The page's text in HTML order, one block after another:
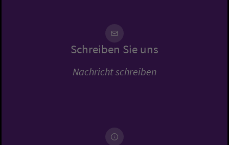
Schreiben Sie uns
Nachricht schreiben